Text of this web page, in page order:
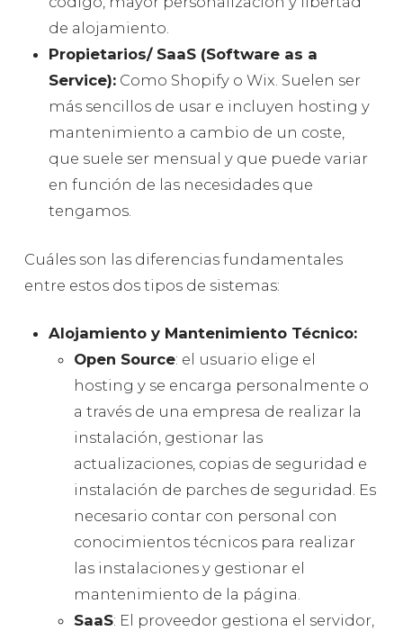
de alojamiento.
Propietarios/ SaaS (Software as a
Service): Como Shopify o Wix. Suelen ser
más sencillos de usar e incluyen hosting y
mantenimiento a cambio de un coste,
que suele ser mensual y que puede variar
en función de las necesidades que
tengamos.
Cuáles son las diferencias fundamentales
entre estos dos tipos de sistemas:
Alojamiento y Mantenimiento Técnico:
Open Source: el usuario elige el
hosting y se encarga personalmente o
a través de una empresa de realizar la
instalación, gestionar las
actualizaciones, copias de seguridad e
instalación de parches de seguridad. Es
necesario contar con personal con
conocimientos técnicos para realizar
las instalaciones y gestionar el
mantenimiento de la página.
SaaS: El proveedor gestiona el servidor,